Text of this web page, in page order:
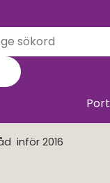
inför 2016